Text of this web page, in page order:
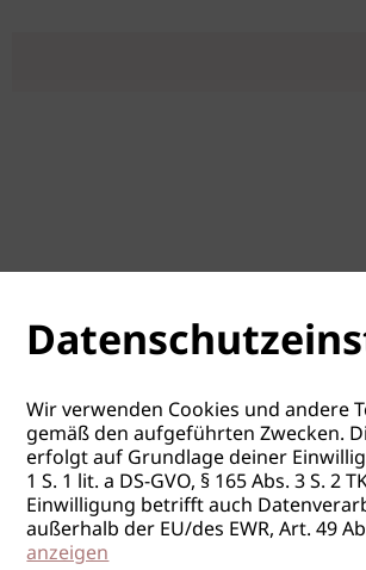
Wir verwenden Cookies und andere
gemäß den aufgeführten Zwecken.
erfolgt auf Grundlage deiner
1 S. 1 lit. a DS-GVO, § 165 Abs. 3 S. 2
Einwilligung betrifft auch
außerhalb der EU/des EWR, Art. 49
anzeigen